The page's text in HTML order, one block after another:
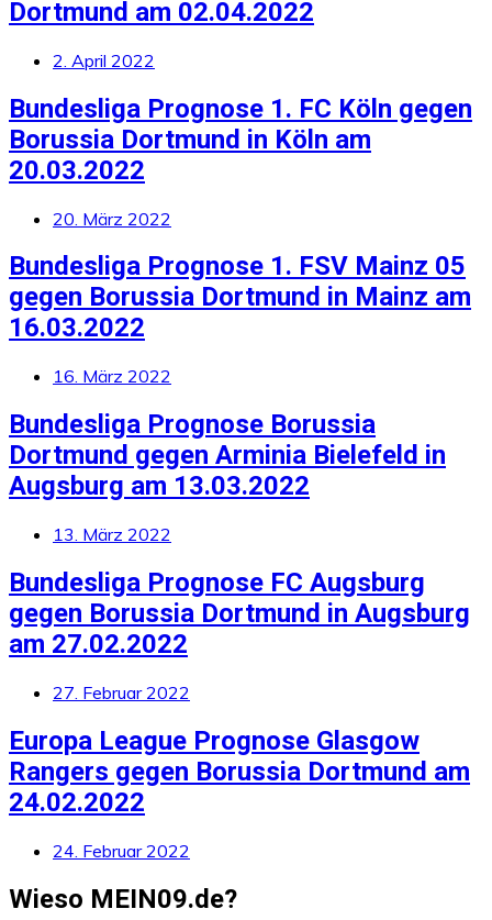
Dortmund am 02.04.2022
2. April 2022
Bundesliga Prognose 1. FC Köln gegen
Borussia Dortmund in Köln am
20.03.2022
20. März 2022
Bundesliga Prognose 1. FSV Mainz 05
gegen Borussia Dortmund in Mainz am
16.03.2022
16. März 2022
Bundesliga Prognose Borussia
Dortmund gegen Arminia Bielefeld in
Augsburg am 13.03.2022
13. März 2022
Bundesliga Prognose FC Augsburg
gegen Borussia Dortmund in Augsburg
am 27.02.2022
27. Februar 2022
Europa League Prognose Glasgow
Rangers gegen Borussia Dortmund am
24.02.2022
24. Februar 2022
Wieso MEIN09.de?